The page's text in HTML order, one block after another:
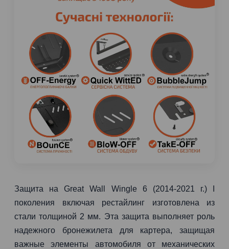
Защита на Great Wall Wingle 6 (2014-2021 г.) I
поколения включая рестайлинг изготовлена из
стали толщиной 2 мм. Эта защита выполняет роль
надежного бронежилета для картера, защищая
важные элементы автомобиля от механических